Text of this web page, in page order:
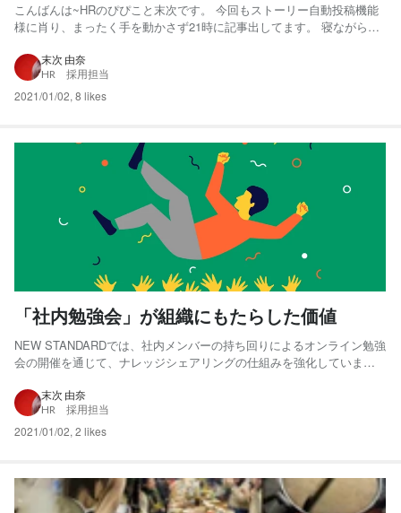
こんばんは~HRのぴぴこと末次です。 今回もストーリー自動投稿機能
様に肖り、まったく手を動かさず21時に記事出してます。 寝ながら成
の良いところはどこですか？」という質問をNSメンバーにぶつけてき
ました！ 大分ざっくりとしたな質問なので、ばらばらな回...
末次 由奈
HR 採用担当
2021/01/02, 8 likes
「社内勉強会」が組織にもたらした価値
NEW STANDARDでは、社内メンバーの持ち回りによるオンライン勉強
会の開催を通じて、ナレッジシェアリングの仕組みを強化していま
PRODUCTという3つのスタジオに部署が分かれつつ、三位一体の事業
推進が求められるなかで...
末次 由奈
HR 採用担当
2021/01/02, 2 likes